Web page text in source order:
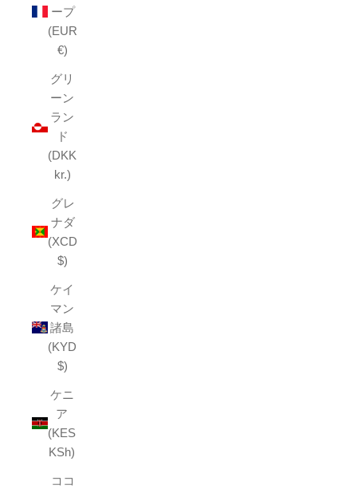
ープ
(EUR
€)
グリ
ーン
ラン
ド
(DKK
kr.)
グレ
ナダ
(XCD
$)
ケイ
マン
諸島
(KYD
$)
ケニ
ア
(KES
KSh)
ココ